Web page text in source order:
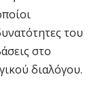
του
στο
διαλόγου.